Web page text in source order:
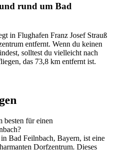
rund um Bad
in Flughafen Franz Josef Strauß
entfernt. Wenn du keinen
solltest du vielleicht nach
das 73,8 km entfernt ist.
besten für einen
Bad Feilnbach, Bayern, ist eine
Dorfzentrum. Dieses